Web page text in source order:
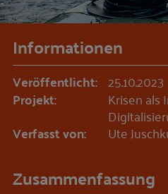
Informationen
Veröffentlicht: 25.10.2023
Projekt: Krisen als
Verfasst von: Ute
Zusammenfassung